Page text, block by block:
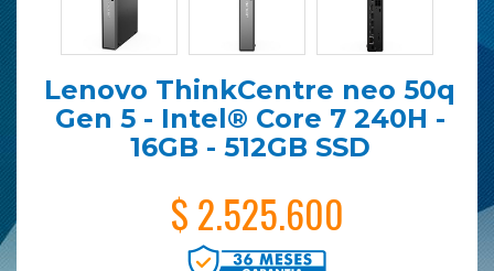
Lenovo ThinkCentre neo 50q
Gen 5 - Intel® Core 7 240H -
16GB - 512GB SSD
$ 2.525.600